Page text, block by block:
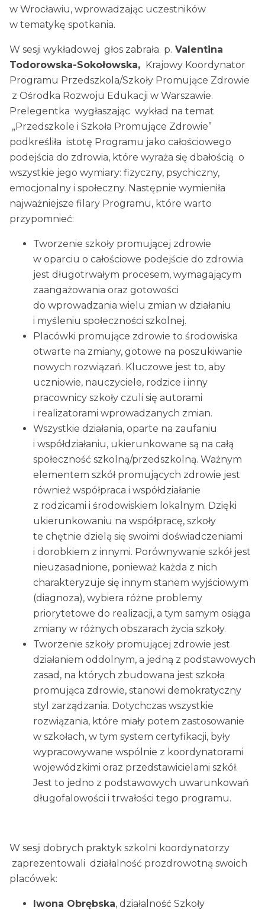
w Wrocławiu, wprowadzając uczestników
w tematykę spotkania.
W sesji wykładowej głos zabrała p. Valentina
Todorowska-Sokołowska, Krajowy Koordynator
Programu Przedszkola/Szkoły Promujące Zdrowie
z Ośrodka Rozwoju Edukacji w Warszawie.
Prelegentka wygłaszając wykład na temat
„Przedszkole i Szkoła Promujące Zdrowie”
podkreśliła istotę Programu jako całościowego
podejścia do zdrowia, które wyraża się dbałością o
wszystkie jego wymiary: fizyczny, psychiczny,
emocjonalny i społeczny. Następnie wymieniła
najważniejsze filary Programu, które warto
przypomnieć:
Tworzenie szkoły promującej zdrowie
w oparciu o całościowe podejście do zdrowia
jest długotrwałym procesem, wymagającym
zaangażowania oraz gotowości
do wprowadzania wielu zmian w działaniu
i myśleniu społeczności szkolnej.
Placówki promujące zdrowie to środowiska
otwarte na zmiany, gotowe na poszukiwanie
nowych rozwiązań. Kluczowe jest to, aby
uczniowie, nauczyciele, rodzice i inny
pracownicy szkoły czuli się autorami
i realizatorami wprowadzanych zmian.
Wszystkie działania, oparte na zaufaniu
i współdziałaniu, ukierunkowane są na całą
społeczność szkolną/przedszkolną. Ważnym
elementem szkół promujących zdrowie jest
również współpraca i współdziałanie
z rodzicami i środowiskiem lokalnym. Dzięki
ukierunkowaniu na współpracę, szkoły
te chętnie dzielą się swoimi doświadczeniami
i dorobkiem z innymi. Porównywanie szkół jest
nieuzasadnione, ponieważ każda z nich
charakteryzuje się innym stanem wyjściowym
(diagnoza), wybiera różne problemy
priorytetowe do realizacji, a tym samym osiąga
zmiany w różnych obszarach życia szkoły.
Tworzenie szkoły promującej zdrowie jest
działaniem oddolnym, a jedną z podstawowych
zasad, na których zbudowana jest szkoła
promująca zdrowie, stanowi demokratyczny
styl zarządzania. Dotychczas wszystkie
rozwiązania, które miały potem zastosowanie
w szkołach, w tym system certyfikacji, były
wypracowywane wspólnie z koordynatorami
wojewódzkimi oraz przedstawicielami szkół.
Jest to jedno z podstawowych uwarunkowań
długofalowości i trwałości tego programu.
W sesji dobrych praktyk szkolni koordynatorzy
zaprezentowali działalność prozdrowotną swoich
placówek:
Iwona Obrębska, działalność Szkoły